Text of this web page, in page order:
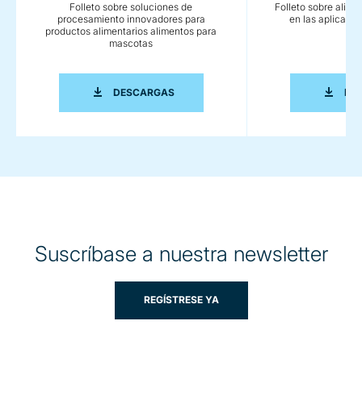
Folleto sobre soluciones de
procesamiento innovadores para
productos alimentarios alimentos para
mascotas
DESCARGASFOLLETO SOBRE SOLUCIONES DE
Folleto sobre
en las
Suscríbase a nuestra newsletter
REGÍSTRESE YA